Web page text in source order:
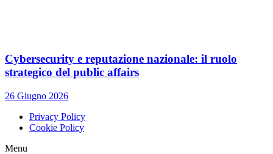
Cybersecurity e reputazione nazionale: il ruolo
strategico del public affairs
26 Giugno 2026
Privacy Policy
Cookie Policy
Menu